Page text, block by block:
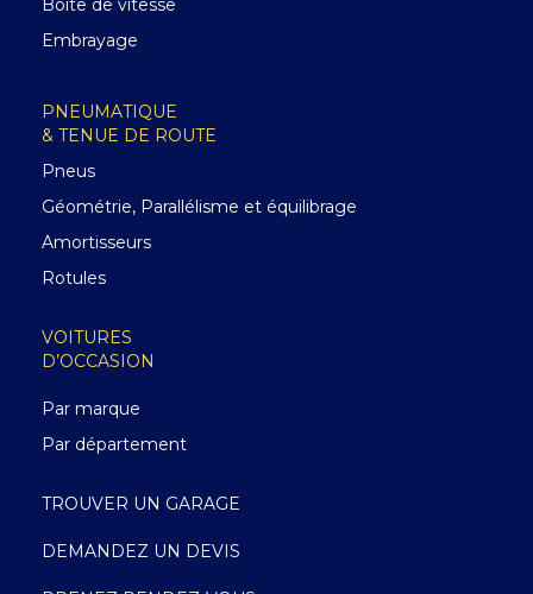
Boîte de vitesse
Embrayage
PNEUMATIQUE
& TENUE DE ROUTE
Pneus
Géométrie, Parallélisme et équilibrage
Amortisseurs
Rotules
VOITURES
D’OCCASION
Par marque
Par département
TROUVER UN GARAGE
DEMANDEZ UN DEVIS